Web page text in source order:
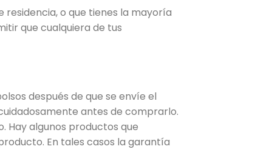
o que tienes la mayoría
que cualquiera de tus
después de que se envíe el
antes de comprarlo.
Hay algunos productos que
En tales casos la garantía